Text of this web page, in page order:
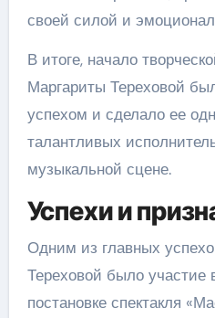
своей силой и
В итоге, начало
Маргариты Тереховой
успехом и сделало ее
талантливых
музыкальной сцене.
Успехи и
Одним из главных
Тереховой было участие
постановке спектакля